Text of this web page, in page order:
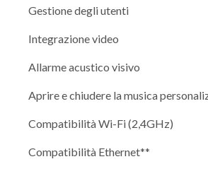
Gestione degli utenti
Integrazione video
Allarme acustico visivo
Aprire e chiudere la musica
Compatibilità Wi-Fi (2,4GHz)
Compatibilità Ethernet**